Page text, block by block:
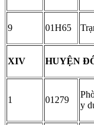
9 01H65
XIV HUYỆN
1 01279
y